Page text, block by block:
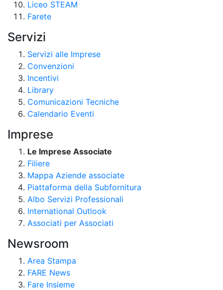
Liceo STEAM
Farete
Servizi
Servizi alle Imprese
Convenzioni
Incentivi
Library
Comunicazioni Tecniche
Calendario Eventi
Imprese
Le Imprese Associate
Filiere
Mappa Aziende associate
Piattaforma della Subfornitura
Albo Servizi Professionali
International Outlook
Associati per Associati
Newsroom
Area Stampa
FARE News
Fare Insieme